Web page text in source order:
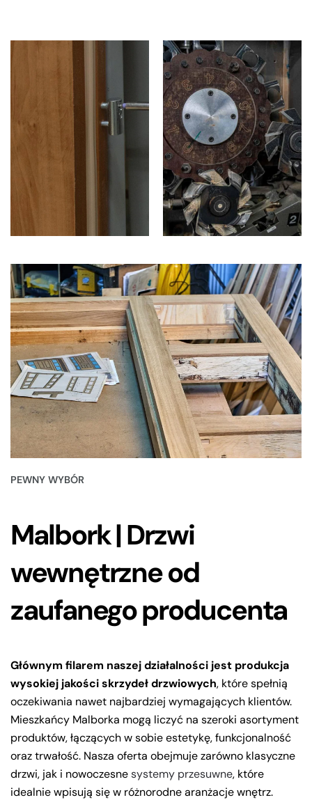
PEWNY WYBÓR
Malbork | Drzwi
wewnętrzne od
zaufanego producenta
Głównym filarem naszej działalności jest produkcja
wysokiej jakości skrzydeł drzwiowych, które spełnią
oczekiwania nawet najbardziej wymagających klientów.
Mieszkańcy Malborka mogą liczyć na szeroki asortyment
produktów, łączących w sobie estetykę, funkcjonalność
oraz trwałość. Nasza oferta obejmuje zarówno klasyczne
drzwi, jak i nowoczesnesystemy przesuwne, które
idealnie wpisują się w różnorodne aranżacje wnętrz.